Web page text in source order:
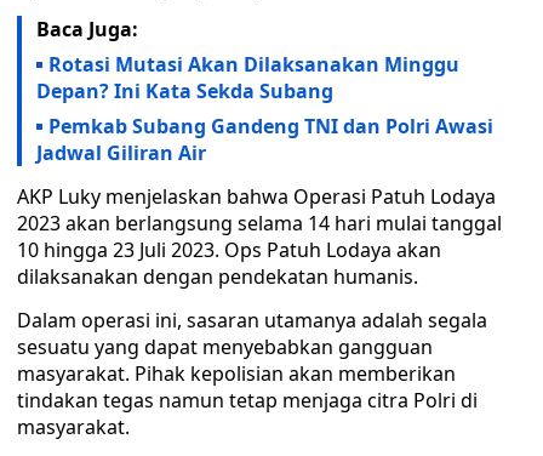
Baca Juga:
Rotasi Mutasi Akan Dilaksanakan Minggu
Depan? Ini Kata Sekda Subang
Pemkab Subang Gandeng TNI dan Polri Awasi
Jadwal Giliran Air
AKP Luky menjelaskan bahwa Operasi Patuh Lodaya
2023 akan berlangsung selama 14 hari mulai tanggal
10 hingga 23 Juli 2023. Ops Patuh Lodaya akan
dilaksanakan dengan pendekatan humanis.
Dalam operasi ini, sasaran utamanya adalah segala
sesuatu yang dapat menyebabkan gangguan
masyarakat. Pihak kepolisian akan memberikan
tindakan tegas namun tetap menjaga citra Polri di
masyarakat.